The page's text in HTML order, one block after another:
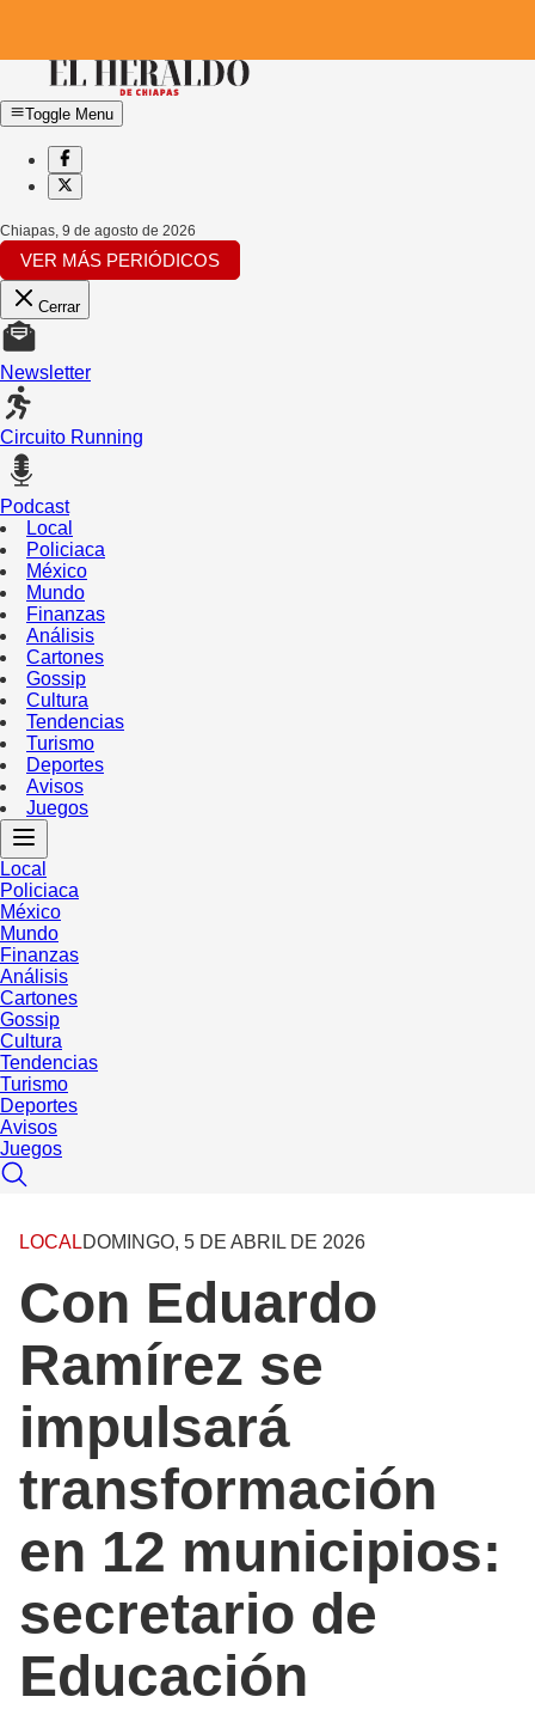
Toggle Menu
Chiapas, 9 de agosto de 2026
VER MÁS PERIÓDICOS
Cerrar
Newsletter
Circuito Running
Podcast
Local
Policiaca
México
Mundo
Finanzas
Análisis
Cartones
Gossip
Cultura
Tendencias
Turismo
Deportes
Avisos
Juegos
Local
Policiaca
México
Mundo
Finanzas
Análisis
Cartones
Gossip
Cultura
Tendencias
Turismo
Deportes
Avisos
Juegos
LOCALDOMINGO, 5 DE ABRIL DE 2026
Con Eduardo
Ramírez se
impulsará
transformación
en 12 municipios:
secretario de
Educación